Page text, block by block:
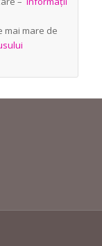
mai mare de